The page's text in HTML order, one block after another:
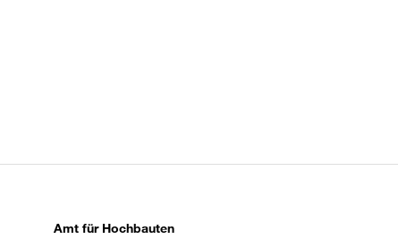
Amt für Hochbauten